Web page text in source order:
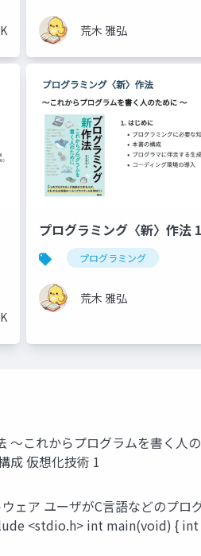
荒木 雅弘
プログラミング〈新〉作法
プログラミング
荒木 雅弘
～これからプログラムを書く人
成 仮想化技術 1
ェア ユーザがC言語などのプ
<stdio.h> int main(void) { int